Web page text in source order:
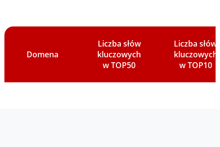
Domena
Liczba słów
kluczowych
w TOP50
Liczba słów
kluczowych
w TOP10